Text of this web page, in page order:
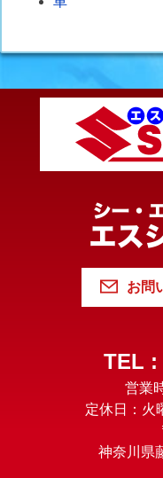
お問
TEL :
営業
定休日：火
神奈川県